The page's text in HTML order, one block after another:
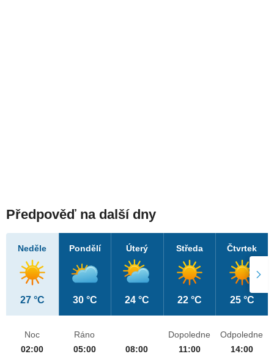
Předpověď na další dny
Neděle
27 °C
Pondělí
30 °C
Úterý
24 °C
Středa
22 °C
Čtvrtek
25 °C
Noc
02:00
Ráno
05:00
08:00
Dopoledne
11:00
Odpoledne
14:00